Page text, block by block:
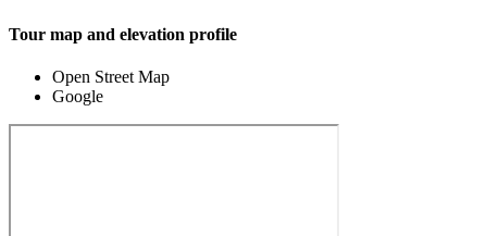
Tour map and elevation profile
Open Street Map
Google